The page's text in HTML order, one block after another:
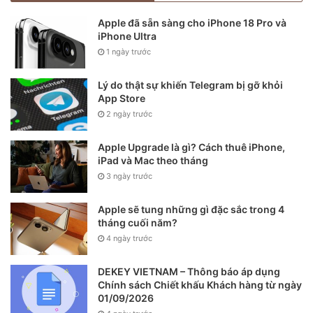
bao gồm cả Apple, nếu họ quyết định tham gia.
Apple Car sẽ là iPhone của thị trường ô tô béo bở?
Trong báo cáo, JP Morgan nhận định, Apple có khả năng
sẽ tạo ra sự đột phá trong kinh doanh xe hơi giống như
kinh doanh điện thoại nhiều năm trước.
Theo ông Chatterjee, Apple sẽ đặt mục tiêu tỷ suất lợi
nhuận hoạt động khoảng 15% trên doanh số bán xe. Con số
này cao hơn tỷ suất lợi nhuận từ phần mềm và dịch vụ phụ
trợ.
Apple đã sẵn sàng cho iPhone 18 Pro và
iPhone Ultra
1 ngày trước
Lý do thật sự khiến Telegram bị gỡ khỏi
App Store
2 ngày trước
Apple Upgrade là gì? Cách thuê iPhone,
iPad và Mac theo tháng
3 ngày trước
Apple sẽ tung những gì đặc sắc trong 4
tháng cuối năm?
4 ngày trước
DEKEY VIETNAM – Thông báo áp dụng
Chính sách Chiết khấu Khách hàng từ ngày
01/09/2026